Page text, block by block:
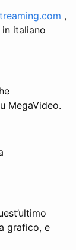
,
italiano
MegaVideo.
grafico, e